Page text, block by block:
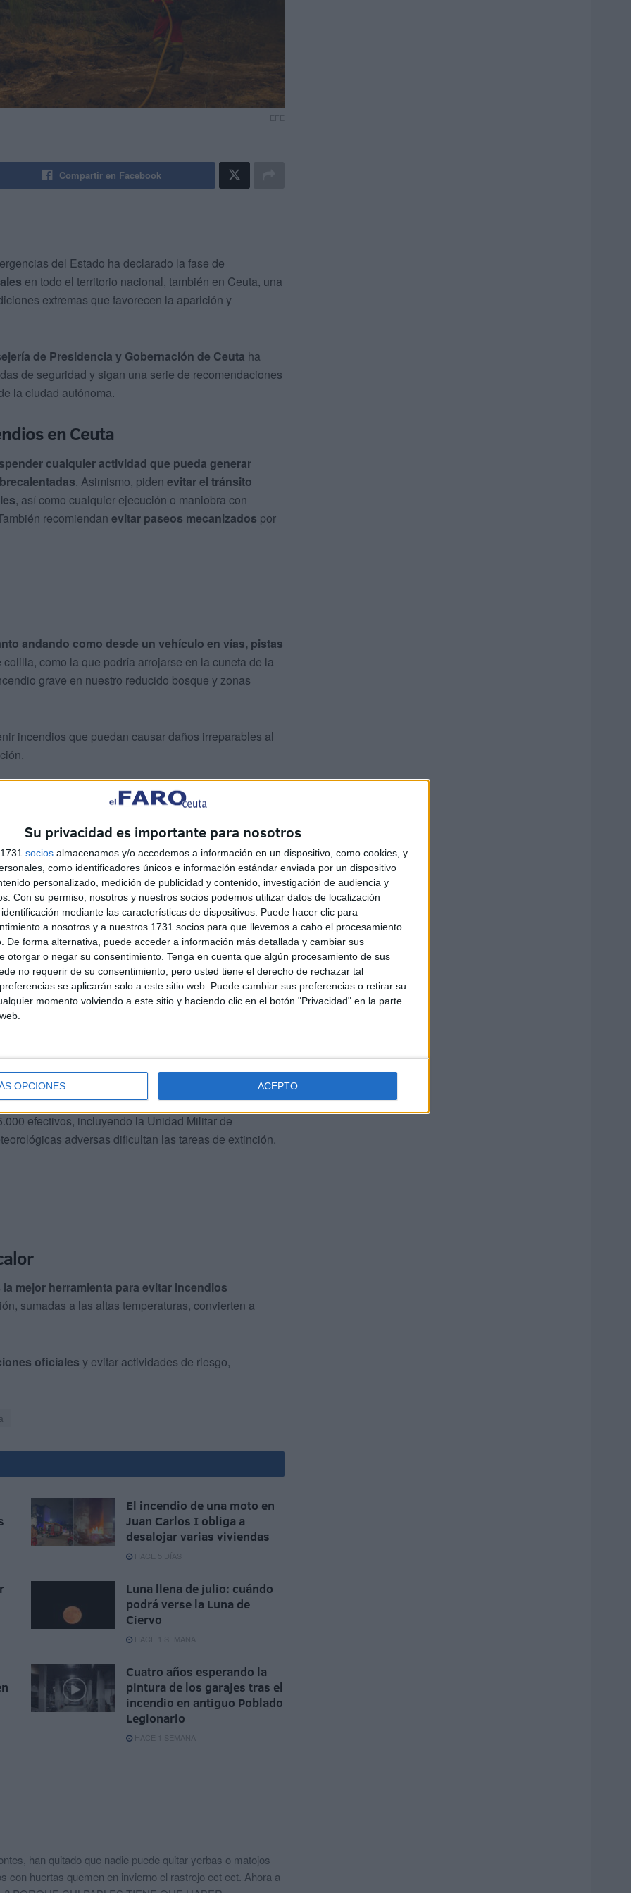
Su privacidad es importante para nosotros
socios almacenamos y/o accedemos a información en un dispositivo, como cookies, y
como identificadores únicos e información estándar enviada por un dispositivo
personalizado, medición de publicidad y contenido, investigación de audiencia y
Con su permiso, nosotros y nuestros socios podemos utilizar datos de localización
mediante las características de dispositivos. Puede hacer clic para
a nosotros y a nuestros 1731 socios para que llevemos a cabo el procesamiento
De forma alternativa, puede acceder a información más detallada y cambiar sus
otorgar o negar su consentimiento. Tenga en cuenta que algún procesamiento de sus
no requerir de su consentimiento, pero usted tiene el derecho de rechazar tal
se aplicarán solo a este sitio web. Puede cambiar sus preferencias o retirar su
momento volviendo a este sitio y haciendo clic en el botón "Privacidad" en la parte
OPCIONES ACEPTO
EFE
Compartir en Facebook
del Estado ha declarado la fase de
en todo el territorio nacional, también en Ceuta, una
extremas que favorecen la aparición y
de Presidencia y Gobernación de Ceuta ha
de seguridad y sigan una serie de recomendaciones
la ciudad autónoma.
en Ceuta
cualquier actividad que pueda generar
. Asimismo, piden evitar el tránsito
, así como cualquier ejecución o maniobra con
recomiendan evitar paseos mecanizados por
andando como desde un vehículo en vías, pistas
colilla, como la que podría arrojarse en la cuneta de la
grave en nuestro reducido bosque y zonas
incendios que puedan causar daños irreparables al
España
incendios registradosen varias comunidades.
por el fuego. EnZamorayOurense, los incendios
superando la superficie quemada en
la muerte de un hombre por quemaduras graves.
por un fuego en la Sierra de la Plata.
efectivos, incluyendo la Unidad Militar de
adversas dificultan las tareas de extinción.
mejor herramienta para evitar incendios
sumadas a las altas temperaturas, convierten a
oficiales y evitar actividades de riesgo,
El incendio de una moto en
Juan Carlos I obliga a
desalojar varias viviendas
HACE 5 DÍAS
Luna llena de julio: cuándo
podrá verse la Luna de
Ciervo
HACE 1 SEMANA
Cuatro años esperando la
pintura de los garajes tras el
incendio en antiguo Poblado
Legionario
HACE 1 SEMANA
han quitado que nadie puede quitar yerbas o matojos
con huertas quemen en invierno el rastrojo ect ect. Ahora a